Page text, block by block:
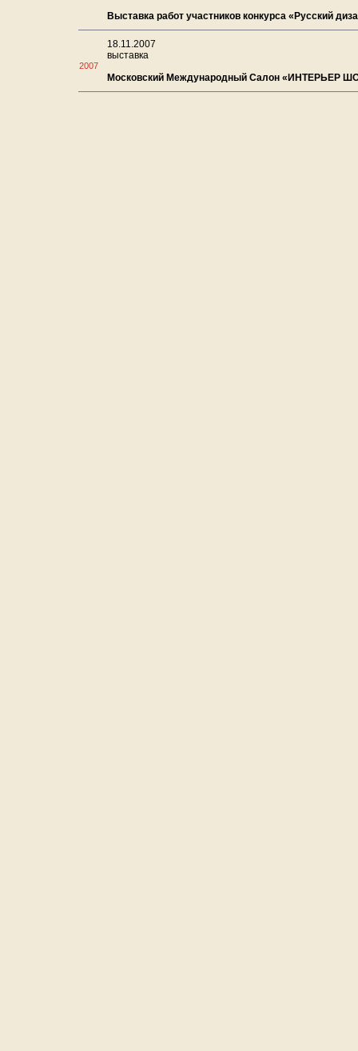
Выставка работ участников конкурса «Русский
2007
18.11.2007
выставка
Московский Международный Салон «ИНТЕРЬЕР